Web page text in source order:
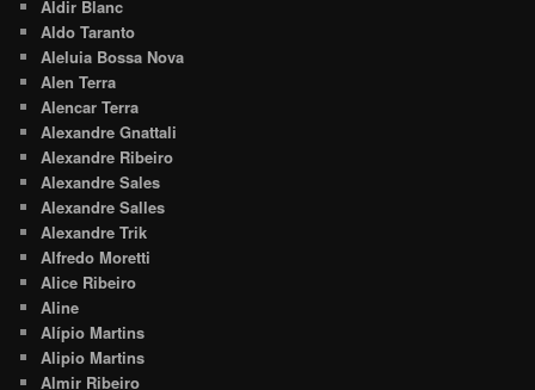
Aldir Blanc
Aldo Taranto
Aleluia Bossa Nova
Alen Terra
Alencar Terra
Alexandre Gnattali
Alexandre Ribeiro
Alexandre Sales
Alexandre Salles
Alexandre Trik
Alfredo Moretti
Alice Ribeiro
Aline
Alípio Martins
Alipio Martins
Almir Ribeiro